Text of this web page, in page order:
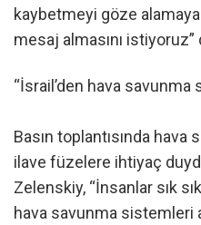
kaybetmeyi göze
mesaj almasını istiyoruz”
“İsrail’den hava
Basın toplantısında
ilave füzelere ihtiyaç
Zelenskiy, “İnsanlar sık
hava savunma sistemleri